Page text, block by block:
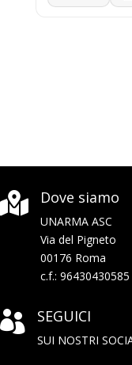
 Dove siamo
UNARMA ASC
Via del
00176 Roma
c.f.: 96430430585
 SEGUICI
SUI NOSTRI